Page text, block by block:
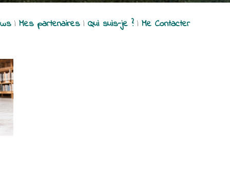
| Mes partenaires| Qui suis-je ?| Me Contacter